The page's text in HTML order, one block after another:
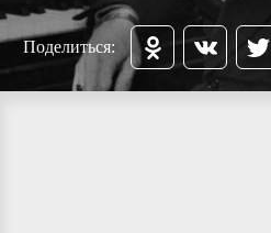
Поделиться: